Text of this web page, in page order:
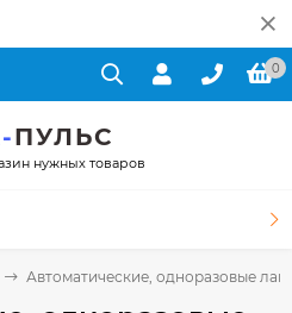
0
ПУЛЬС
нужных товаров
Автоматические, одноразовые